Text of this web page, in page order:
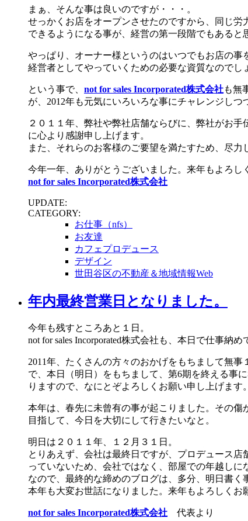
まぁ、そんな事は良いのですが・・・。
せっかくお店をオープンさせたのですから、同じ
できるようになる事が、経営の第一段階でもある
やっぱり、オーナー様というのはいつでもお店の
経営者としてやっていくための必要な資質なのでし
という事で、 not for sales Incorporated株式会社も無
が、2012年も元気にいろいろな事にチャレンジし
２０１１年、弊社や弊社店舗ならびに、弊社がお
に心より感謝申し上げます。
また、それらのお客様のご要望を満たすため、尽
今年一年、ありがとうございました。来年もよろし
not for sales Incorporated株式会社
UPDATE:
CATEGORY:
お仕事（nfs）
お友達
カフェプロデュース
デザイン
世田谷区の不動産＆地域情報Web
年内最終営業日となりました。
今年も残すところあと１日。
not for sales Incorporated株式会社も、本日で仕事納め
2011年、たくさんの方々のおかげをもちまして無
で、本日（明日）をもちまして、第6期を終える事
りますので、なにとぞよろしくお願い申し上げます。
本年は、春先に未曾有の事が起こりました。その
目指して、今日を大切にして行きたいなと。
明日は２０１１年、１２月３１日。
とりあえず、会社は最終日ですが、プロデュース
っていないため、会社ではなく、部屋での年越しに
なので、最終的な締めのブログは、多分、明日書く
本年も大変お世話になりました。来年もよろしくお
not for sales Incorporated株式会社 代表より